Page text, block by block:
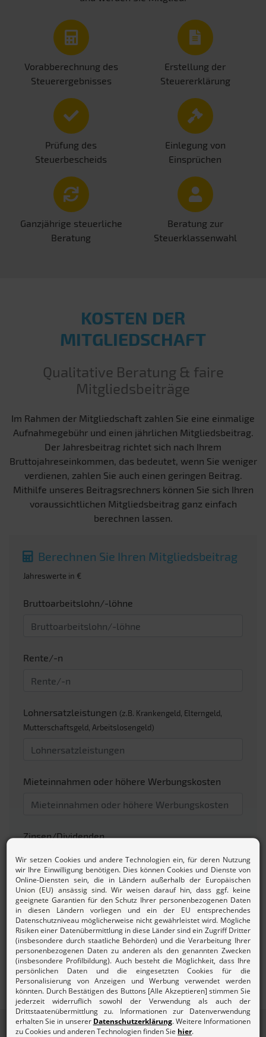
Vorabberechnung des
Steuerergebnisses
Erstellung der
Steuererklärung
Prüfung des
Steuerbescheids
Einlegung von
Einsprüchen
Ganzjährige steuerliche
Beratung
Beratung zur
Steuerklassenwahl
KOSTEN DER
MITGLIEDSCHAFT
Qualitative Beratung & faire
Mitgliedsbeiträge
Im Rahmen der Mitgliedschaft zahlen Sie eine einmalige
Aufnahmegebühr und einen jährlichen Mitgliedsbeitrag.
Der Jahresbeitrag richtet sich nach Ihrem
Bruttojahreseinkommen, das bedeutet, wenn Sie weniger
verdienen, zahlen Sie auch einen geringen Beitrag.
Mithilfe unseres Beitragsrechners können Sie sich Ihren
voraussichtlichen Mitgliedsbeitrag ganz einfach
berechnen lassen.
Berechnen Sie Ihren Mitgliedsbeitrag
Jahreswerte in €
Bruttoarbeitslohn/-löhne
Rente/-n
Lohnersatzleistungen (z.B. Krankengeld, Elterngeld,
Mutterschaftsgeld, Arbeitslosengeld)
Mieteinnahmen oder höhere Werbungskosten
Zinsen/Dividenden
Beitrag berechnen
Mehr zurBeitragsordnung und den Gebühren des
Lohnsteuerhilfevereins.